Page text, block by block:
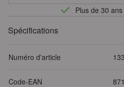
Plus de 30
Spécifications
Numéro d'article
Code-EAN